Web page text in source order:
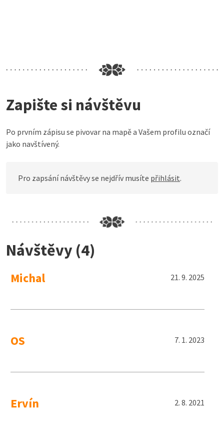
Zapište si návštěvu
Po prvním zápisu se pivovar na mapě a Vašem profilu označí
jako navštívený.
Pro zapsání návštěvy se nejdřív musíte přihlásit.
Návštěvy (4)
Michal 21. 9. 2025
OS 7. 1. 2023
Ervín 2. 8. 2021